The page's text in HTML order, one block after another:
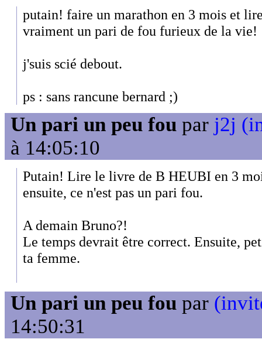
putain! faire un marathon en 3 mois et
vraiment un pari de fou furieux de la vie!
j'suis scié debout.
ps : sans rancune bernard ;)
Un pari un peu fou par j2j
à 14:05:10
Putain! Lire le livre de B HEUBI en 3
ensuite, ce n'est pas un pari fou.
A demain Bruno?!
Le temps devrait être correct. Ensuite,
ta femme.
Un pari un peu fou par
14:50:31